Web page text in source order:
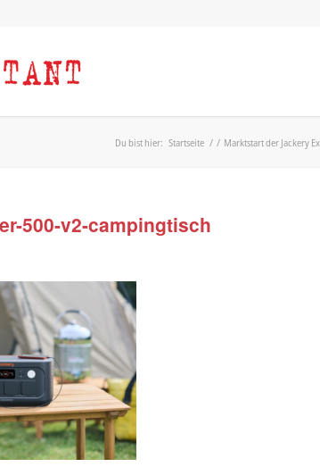
Du bist hier: Startseite / / Marktstart der Jackery
500-v2-campingtisch